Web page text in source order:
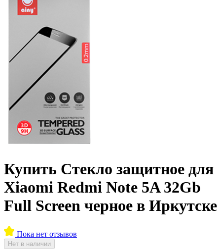
Купить Стекло защитное для
Xiaomi Redmi Note 5A 32Gb
Full Screen черное в Иркутске
Пока нет отзывов
Нет в наличии